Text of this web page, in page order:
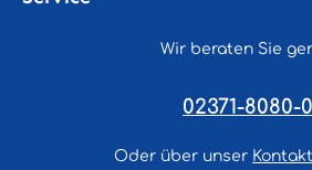
Wir beraten Sie
02371-8080-0
Oder über unser